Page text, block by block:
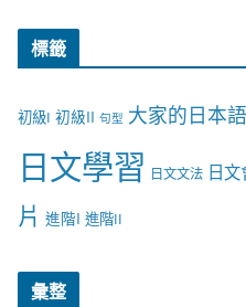
標籤
初級I 初級II 句型 大家的日本語
日文學習 日文文法 日
片 進階I 進階II
彙整